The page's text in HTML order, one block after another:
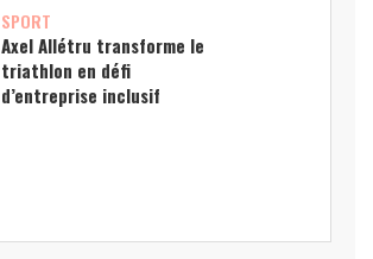
SPORT
Axel Allétru transforme le
triathlon en défi
d’entreprise inclusif